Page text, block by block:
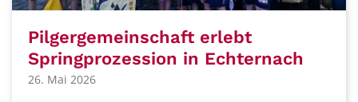
Pilgergemeinschaft erlebt
Springprozession in Echternach
26. Mai 2026